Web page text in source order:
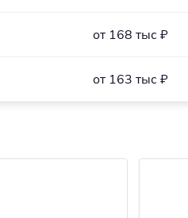
от 168 тыс ₽
от 163 тыс ₽